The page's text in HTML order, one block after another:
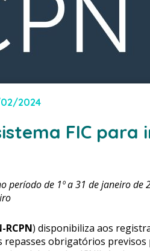
2024
FIC para
de 1º a 31 de janeiro de
) disponibiliza aos
obrigatórios previsos